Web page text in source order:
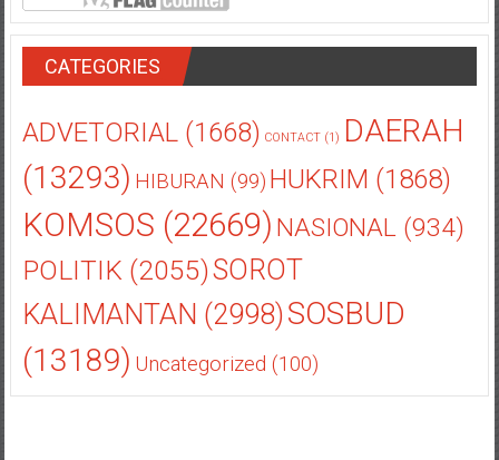
CATEGORIES
ADVETORIAL(1668) CONTACT(1) DAERAH
(13293) HIBURAN (99) HUKRIM (1868)
KOMSOS (22669) NASIONAL(934)
POLITIK(2055)SOROT
KALIMANTAN (2998)SOSBUD
(13189) Uncategorized (100)